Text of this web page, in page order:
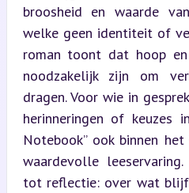
broosheid en waarde
welke geen identiteit of
roman toont dat hoop
noodzakelijk zijn om
dragen. Voor wie in
herinneringen of keuzes
Notebook” ook binnen
waardevolle
tot reflectie: over wat